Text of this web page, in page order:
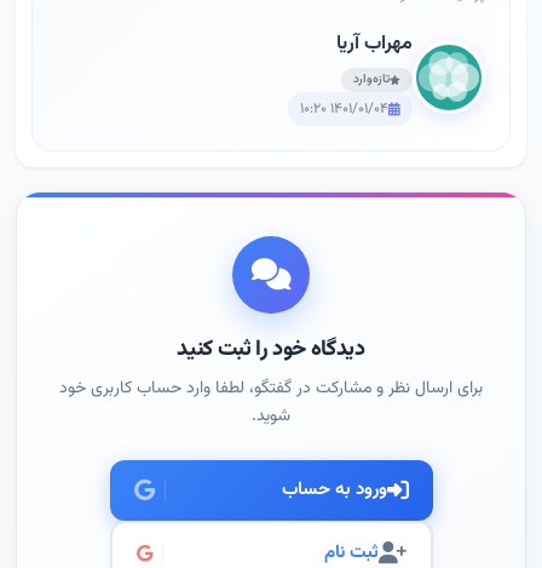
مهراب آریا
تازه‌وارد
۱۴۰۱/۰۱/۰۴ ۱۰:۲۰
دیدگاه خود را ثبت کنید
برای ارسال نظر و مشارکت در گفتگو، لطفا وارد حساب کاربری خود
شوید.
ورود به حساب
ثبت نام